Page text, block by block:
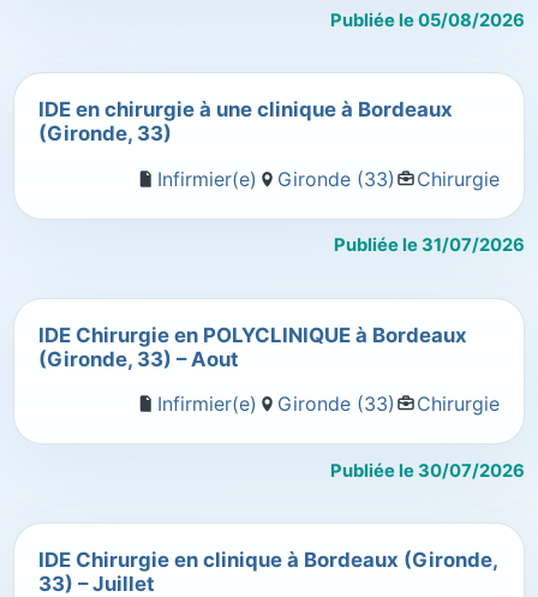
Publiée le 05/08/2026
IDE en chirurgie à une clinique à Bordeaux
(Gironde, 33)
Infirmier(e)
Gironde (33) Chirurgie
Publiée le 31/07/2026
IDE Chirurgie en POLYCLINIQUE à Bordeaux
(Gironde, 33) – Aout
Infirmier(e)
Gironde (33) Chirurgie
Publiée le 30/07/2026
IDE Chirurgie en clinique à Bordeaux (Gironde,
33) – Juillet